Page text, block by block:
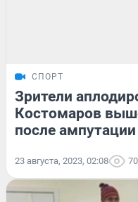
СПОРТ
Зрители
Костомаров
после ампутации
23 августа, 2023, 02:08